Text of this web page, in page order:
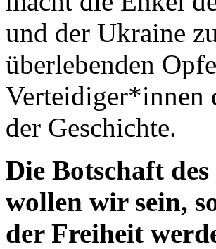
und der Ukraine
überlebenden
Verteidiger*innen
der Geschichte.
Die Botschaft
wollen wir sein,
der Freiheit